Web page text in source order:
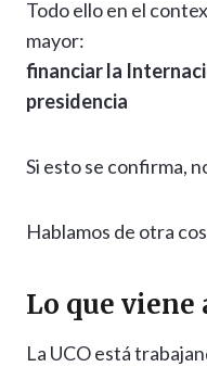
Todo ello en el
mayor:
financiar la
presidencia
Si esto se confirma,
Hablamos de otra
Lo que viene
La UCO está